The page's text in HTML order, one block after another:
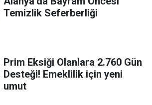
Temizlik Seferberliği
Prim Eksiği Olanlara 2.760 Gün
Desteği! Emeklilik için yeni
umut